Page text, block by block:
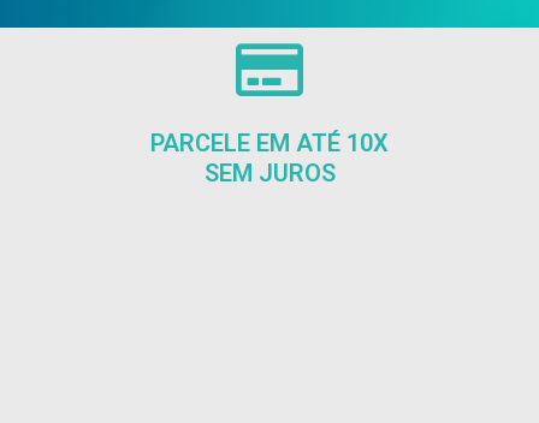
PARCELE EM ATÉ 10X
SEM JUROS